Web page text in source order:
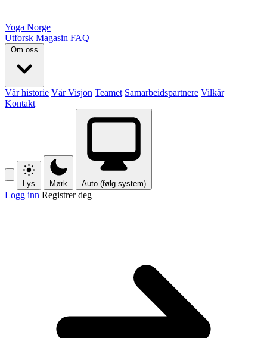
Yoga Norge
Utforsk Magasin FAQ
Om oss
Vår historie Vår Visjon Teamet Samarbeidspartnere Vilkår
Kontakt
Lys Mørk Auto (følg system)
Logg inn Registrer deg